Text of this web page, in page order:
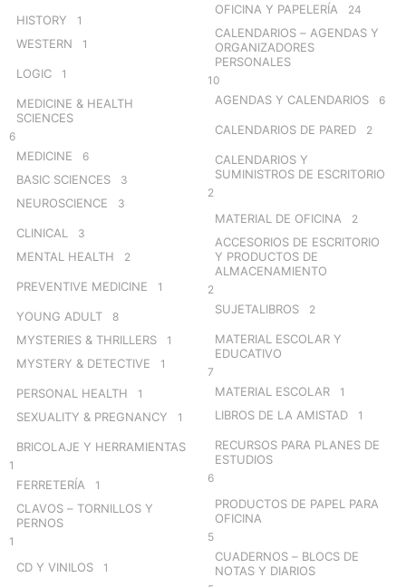
HISTORY 1
WESTERN 1
LOGIC 1
MEDICINE & HEALTH
SCIENCES
6
MEDICINE 6
BASIC SCIENCES 3
NEUROSCIENCE 3
CLINICAL 3
MENTAL HEALTH 2
PREVENTIVE MEDICINE 1
YOUNG ADULT 8
MYSTERIES & THRILLERS 1
MYSTERY & DETECTIVE 1
PERSONAL HEALTH 1
SEXUALITY & PREGNANCY 1
BRICOLAJE Y HERRAMIENTAS
1
FERRETERÍA 1
CLAVOS – TORNILLOS Y
PERNOS
1
CD Y VINILOS 1
OFICINA Y PAPELERÍA 24
CALENDARIOS – AGENDAS Y
ORGANIZADORES
PERSONALES
10
AGENDAS Y CALENDARIOS 6
CALENDARIOS DE PARED 2
CALENDARIOS Y
SUMINISTROS DE ESCRITORIO
2
MATERIAL DE OFICINA 2
ACCESORIOS DE ESCRITORIO
Y PRODUCTOS DE
ALMACENAMIENTO
2
SUJETALIBROS 2
MATERIAL ESCOLAR Y
EDUCATIVO
7
MATERIAL ESCOLAR 1
LIBROS DE LA AMISTAD 1
RECURSOS PARA PLANES DE
ESTUDIOS
6
PRODUCTOS DE PAPEL PARA
OFICINA
5
CUADERNOS – BLOCS DE
NOTAS Y DIARIOS